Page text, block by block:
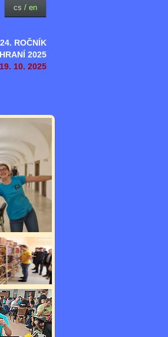
24. ROČNÍK
2025
10. 2025
cs / en